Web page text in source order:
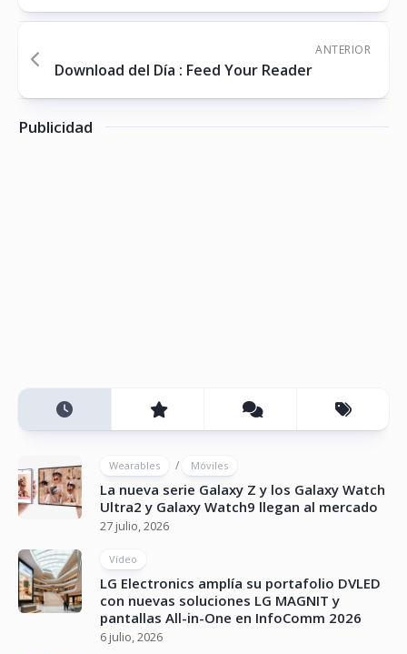
ANTERIOR
Download del Día : Feed Your Reader
Publicidad
Wearables / Móviles
La nueva serie Galaxy Z y los Galaxy Watch
Ultra2 y Galaxy Watch9 llegan al mercado
27 julio, 2026
Vídeo
LG Electronics amplía su portafolio DVLED
con nuevas soluciones LG MAGNIT y
pantallas All-in-One en InfoComm 2026
6 julio, 2026